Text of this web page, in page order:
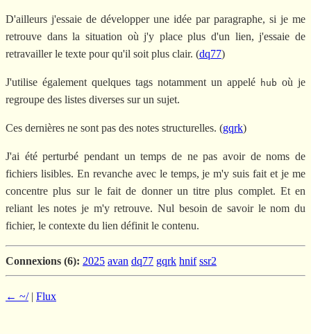
D'ailleurs j'essaie de développer une idée par paragraphe, si je me
retrouve dans la situation où j'y place plus d'un lien, j'essaie de
retravailler le texte pour qu'il soit plus clair. (dq77)
J'utilise également quelques tags notamment un appelé hub où je
regroupe des listes diverses sur un sujet.
Ces dernières ne sont pas des notes structurelles. (gqrk)
J'ai été perturbé pendant un temps de ne pas avoir de noms de
fichiers lisibles. En revanche avec le temps, je m'y suis fait et je me
concentre plus sur le fait de donner un titre plus complet. Et en
reliant les notes je m'y retrouve. Nul besoin de savoir le nom du
fichier, le contexte du lien définit le contenu.
Connexions (6): 2025 avan dq77 gqrk hnif ssr2
← ~/| Flux